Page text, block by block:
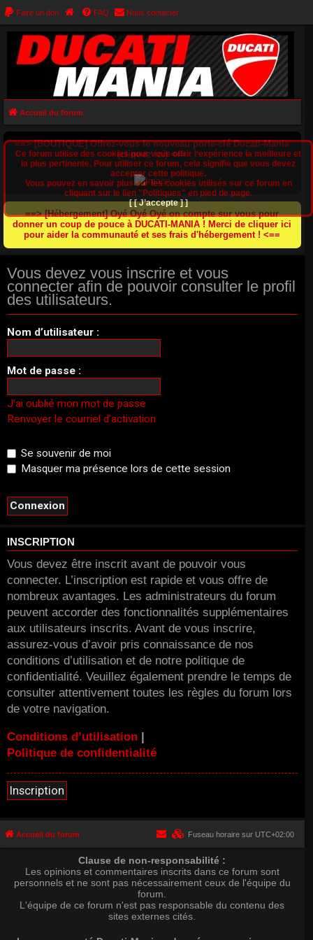
Faire un don FAQ Nous contacter
Accueil du forum
==> [BOUTIQUE] Offrez-vous le nouveau porte-clé Ducati-Mania
(cliquez ici) <==
==> [Hébergement] Oyé Oyé Oyé on compte sur vous pour
donner un coup de pouce à DUCATI-MANIA ! Merci de cliquer ici
pour aider la communauté et ses frais d'hébergement ! <==
Vous devez vous inscrire et vous
connecter afin de pouvoir consulter le profil
des utilisateurs.
Nom d’utilisateur :
Mot de passe :
J’ai oublié mon mot de passe
Renvoyer le courriel d’activation
Se souvenir de moi
Masquer ma présence lors de cette session
INSCRIPTION
Vous devez être inscrit avant de pouvoir vous
connecter. L’inscription est rapide et vous offre de
nombreux avantages. Les administrateurs du forum
peuvent accorder des fonctionnalités supplémentaires
aux utilisateurs inscrits. Avant de vous inscrire,
assurez-vous d’avoir pris connaissance de nos
conditions d’utilisation et de notre politique de
confidentialité. Veuillez également prendre le temps de
consulter attentivement toutes les règles du forum lors
de votre navigation.
Conditions d’utilisation |
Politique de confidentialité
Inscription
Ce forum utilise des cookies pour vous offrir l‘expérience la meilleure et
la plus pertinente. Pour utiliser ce forum, cela signifie que vous devez
accepter cette politique.
Vous pouvez en savoir plus sur les cookies utilisés sur ce forum en
cliquant sur le lien "Politiques" en pied de page.
[ [ J’accepte ] ]
Accueil du forum Fuseau horaire sur UTC+02:00
Clause de non-responsabilité :
Les opinions et commentaires inscrits dans ce forum sont
personnels et ne sont pas nécessairement ceux de l'équipe du
forum.
L'équipe de ce forum n'est pas responsable du contenu des
sites externes cités.